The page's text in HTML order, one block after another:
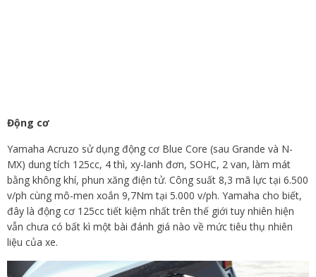
Động cơ
Yamaha Acruzo sử dụng động cơ Blue Core (sau Grande và N-
MX) dung tích 125cc, 4 thì, xy-lanh đơn, SOHC, 2 van, làm mát
bằng không khí, phun xăng điện tử. Công suất 8,3 mã lực tại 6.500
v/ph cùng mô-men xoắn 9,7Nm tại 5.000 v/ph. Yamaha cho biết,
đây là động cơ 125cc tiết kiệm nhất trên thế giới tuy nhiên hiện
vẫn chưa có bất kì một bài đánh giá nào về mức tiêu thụ nhiên
liệu của xe.